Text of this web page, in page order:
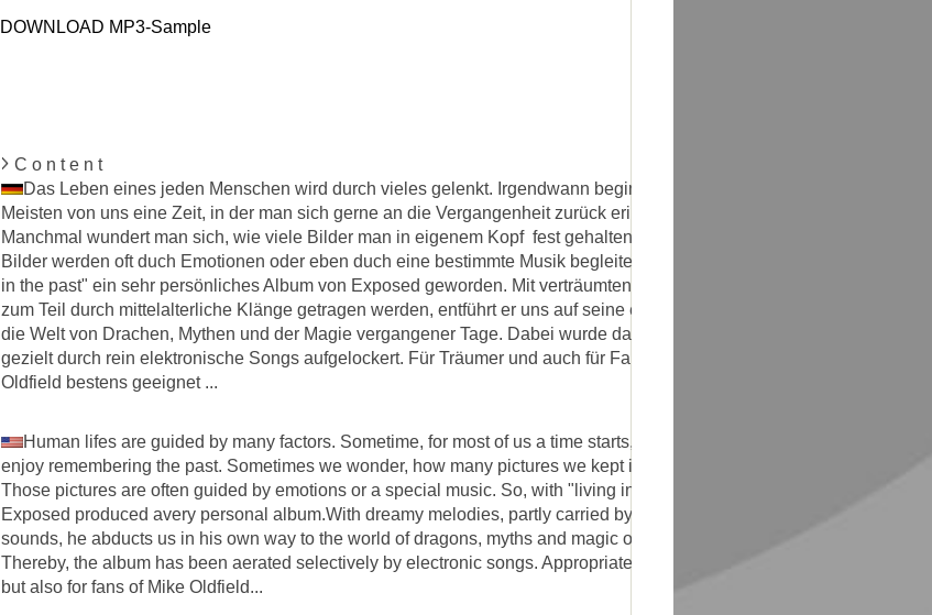
DOWNLOAD MP3-Sample
C o n t e n t
Das Leben eines jeden Menschen wird durch vieles gelenkt. Irgendwann beginnt bei den
Meisten von uns eine Zeit, in der man sich gerne an die Vergangenheit zurück erinnert.
Manchmal wundert man sich, wie viele Bilder man in eigenem Kopf fest gehalten hat. Diese
Bilder werden oft duch Emotionen oder eben duch eine bestimmte Musik begleitet. So ist "living
in the past" ein sehr persönliches Album von Exposed geworden. Mit verträumten Melodien, die
zum Teil durch mittelalterliche Klänge getragen werden, entführt er uns auf seine eigene Art in
die Welt von Drachen, Mythen und der Magie vergangener Tage. Dabei wurde das neue Album
gezielt durch rein elektronische Songs aufgelockert. Für Träumer und auch für Fans von Mike
Oldfield bestens geeignet ...
Human lifes are guided by many factors. Sometime, for most of us a time starts, where we
enjoy remembering the past. Sometimes we wonder, how many pictures we kept in our mind.
Those pictures are often guided by emotions or a special music. So, with "living in the past"
Exposed produced avery personal album.With dreamy melodies, partly carried by mediaeval
sounds, he abducts us in his own way to the world of dragons, myths and magic of ancient times.
Thereby, the album has been aerated selectively by electronic songs. Appropriate for dreamers
but also for fans of Mike Oldfield...